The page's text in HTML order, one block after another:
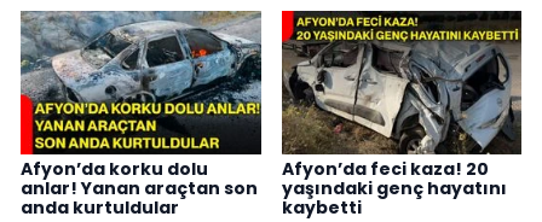
Afyon’da korku dolu
anlar! Yanan araçtan son
anda kurtuldular
Afyon’da feci kaza! 20
yaşındaki genç hayatını
kaybetti